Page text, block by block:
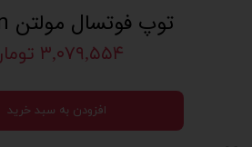
توپ فوتسال مولتن molten
۳,۰۷۹,۵۵۴ تومان
افزودن به سبد خرید